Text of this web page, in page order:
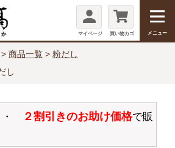
マイページ 買い物カゴ メニュー
２割引きのお助け価格で販
商品一覧
粉だし
し